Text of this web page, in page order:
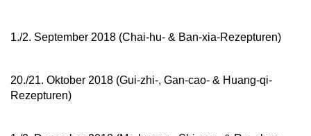
1./2. September 2018 (Chai-hu- & Ban-xia-Rezepturen)
20./21. Oktober 2018 (Gui-zhi-, Gan-cao- & Huang-qi-
Rezepturen)